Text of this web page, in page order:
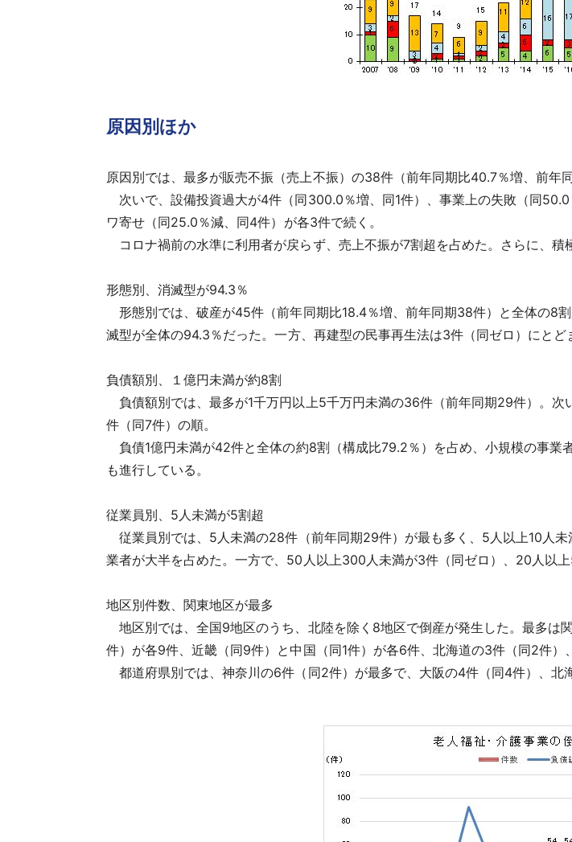
原因別ほか
原因別では、最多が販売不振（売上不振）の38件（前年同期比40.7％増、前年
次いで、設備投資過大が4件（同300.0％増、同1件）、事業上の失敗（同
ワ寄せ（同25.0％減、同4件）が各3件で続く。
コロナ禍前の水準に利用者が戻らず、売上不振が7割超を占めた。さらに、積
形態別、消滅型が94.3％
形態別では、破産が45件（前年同期比18.4％増、前年同期38件）と全体の8
滅型が全体の94.3％だった。一方、再建型の民事再生法は3件（同ゼロ）にとど
負債額別、１億円未満が約8割
負債額別では、最多が1千万円以上5千万円未満の36件（前年同期29件）。
件（同7件）の順。
負債1億円未満が42件と全体の約8割（構成比79.2％）を占め、小規模の事業
も進行している。
従業員別、5人未満が5割超
従業員別では、5人未満の28件（前年同期29件）が最も多く、5人以上10人
業者が大半を占めた。一方で、50人以上300人未満が3件（同ゼロ）、20人以
地区別件数、関東地区が最多
地区別では、全国9地区のうち、北陸を除く8地区で倒産が発生した。最多は
件）が各9件、近畿（同9件）と中国（同1件）が各6件、北海道の3件（同2件）
都道府県別では、神奈川の6件（同2件）が最多で、大阪の4件（同4件）、北